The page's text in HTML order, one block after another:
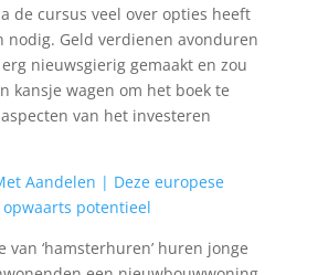
de cursus veel over opties heeft
nodig. Geld verdienen avonduren
nieuwsgierig gemaakt en zou
kansje wagen om het boek te
van het investeren
Aandelen | Deze europese
potentieel
‘hamsterhuren’ huren jonge